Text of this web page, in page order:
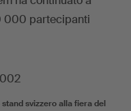
000 partecipanti
svizzero alla fiera del